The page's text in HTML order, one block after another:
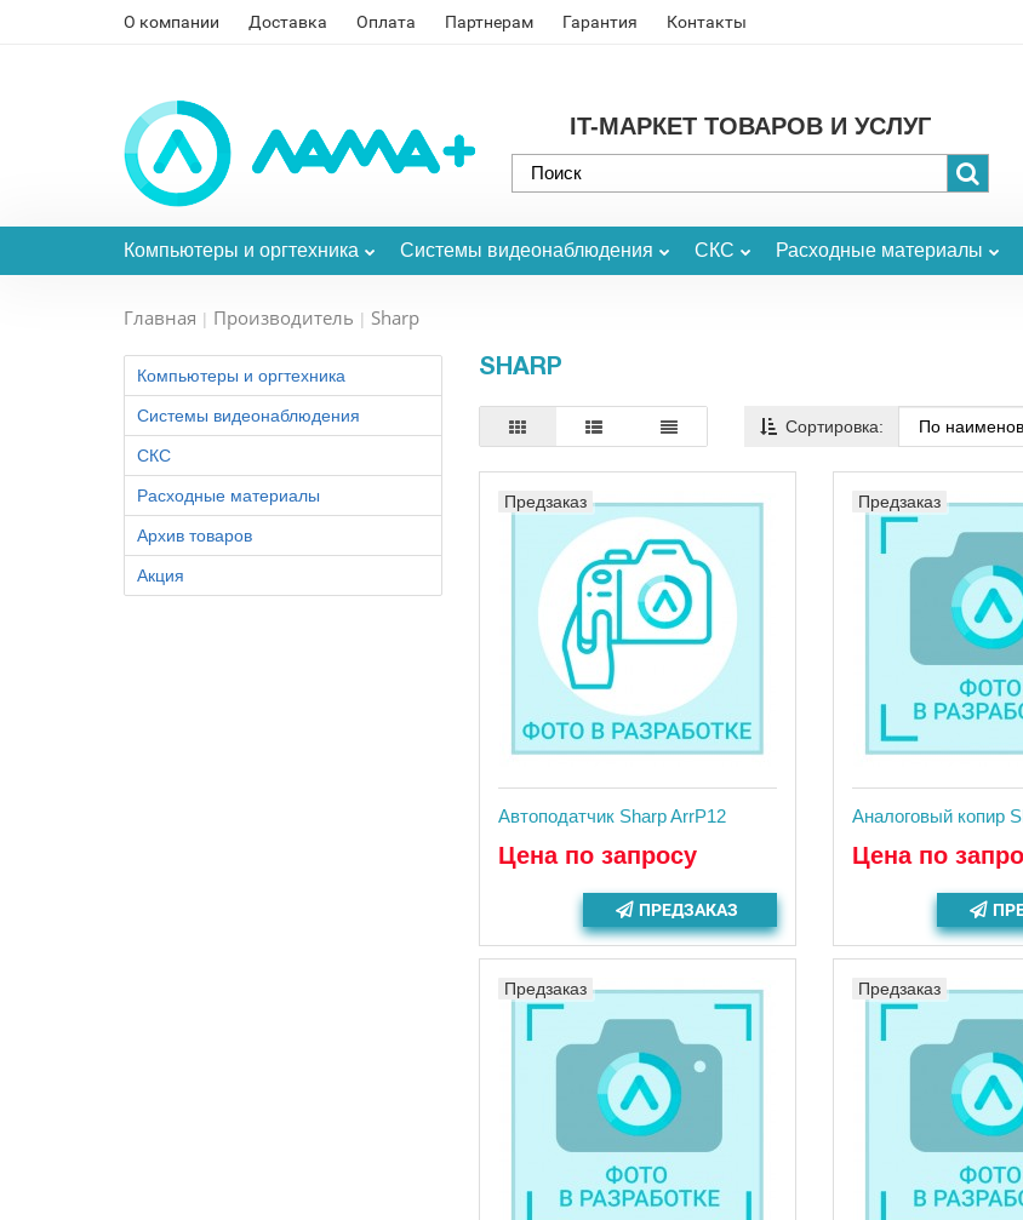
О компании Доставка Оплата Партнерам Гарантия Контакты
IT-МАРКЕТ ТОВАРОВ И УСЛУГ
Компьютеры и оргтехника Системы видеонаблюдения СКС Расходные материалы
Главная Производитель Sharp
Компьютеры и оргтехника
Системы видеонаблюдения
СКС
Расходные материалы
Архив товаров
Акция
SHARP
Сортировка:
Предзаказ
Автоподатчик Sharp ArrP12
Цена по запросу
ПРЕДЗАКАЗ
Предзаказ
Аналоговый копир
Цена по
Предзаказ Предзаказ